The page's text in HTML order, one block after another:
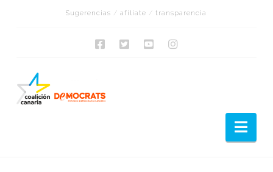
Sugerencias /afíliate /transparencia